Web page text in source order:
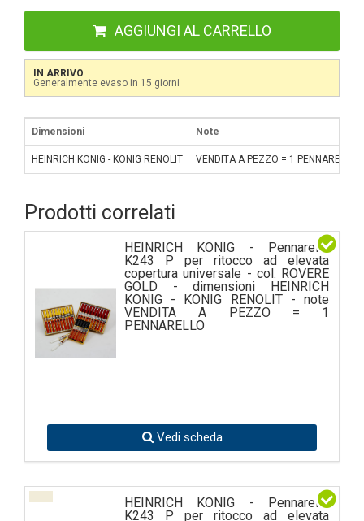
AGGIUNGI AL CARRELLO
IN ARRIVO
Generalmente evaso in 15 giorni
Dimensioni Note
HEINRICH KONIG - KONIG RENOLIT VENDITA A PEZZO = 1 PENNARELLO
Prodotti correlati
HEINRICH KONIG - Pennarello
K243 P per ritocco ad elevata
copertura universale - col. ROVERE
GOLD - dimensioni HEINRICH
KONIG - KONIG RENOLIT - note
VENDITA A PEZZO = 1
PENNARELLO
Vedi scheda
HEINRICH KONIG - Pennarello
K243 P per ritocco ad elevata